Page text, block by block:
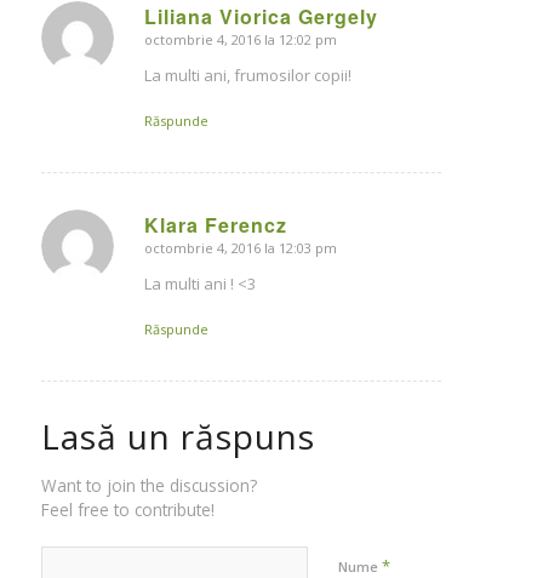
Liliana Viorica Gergely
says:
octombrie 4, 2016 la 12:02 pm
La multi ani, frumosilor copii!
Răspunde
Klara Ferencz
says:
octombrie 4, 2016 la 12:03 pm
La multi ani ! <3
Răspunde
Lasă un răspuns
Want to join the discussion?
Feel free to contribute!
Nume *